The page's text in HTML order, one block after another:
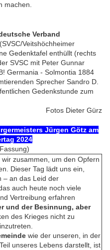
machen.
Verband
(SVSC/Veitshöchheimer
Gedenktafel enthüllt (rechts
SVSC mit Peter Gunnar
Germania - Solmontia 1884
Sprecher Sandro D.
Gedenkstunde zum
Fotos Dieter Gürz
Jürgen Götz am
2024
zusammen, um den Opfern
Dieser Tag lädt uns ein,
– an das Leid der
auch heute noch viele
Vertreibung erfahren
und der Besinnung, aber
des Krieges nicht zu
wie der unseren, in der
unseres Lebens darstellt, ist